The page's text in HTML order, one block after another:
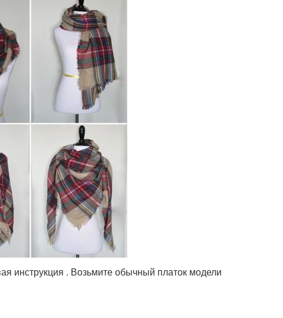
инструкция . Возьмите обычный платок модели